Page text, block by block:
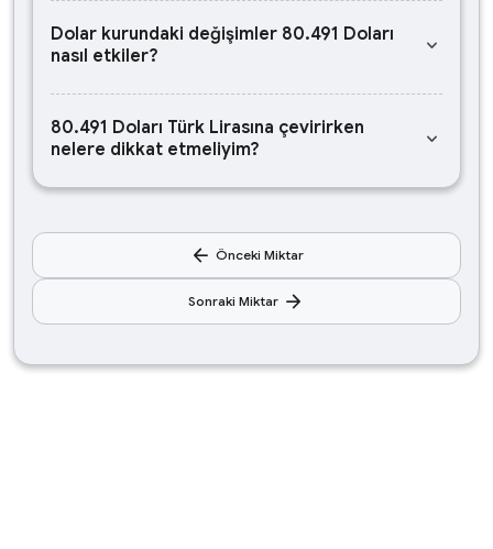
Dolar kurundaki değişimler 80.491 Doları
nasıl etkiler?
keyboard_arrow_down
80.491 Doları Türk Lirasına çevirirken
nelere dikkat etmeliyim?
keyboard_arrow_down
arrow_back Önceki Miktar
Sonraki Miktar arrow_forward